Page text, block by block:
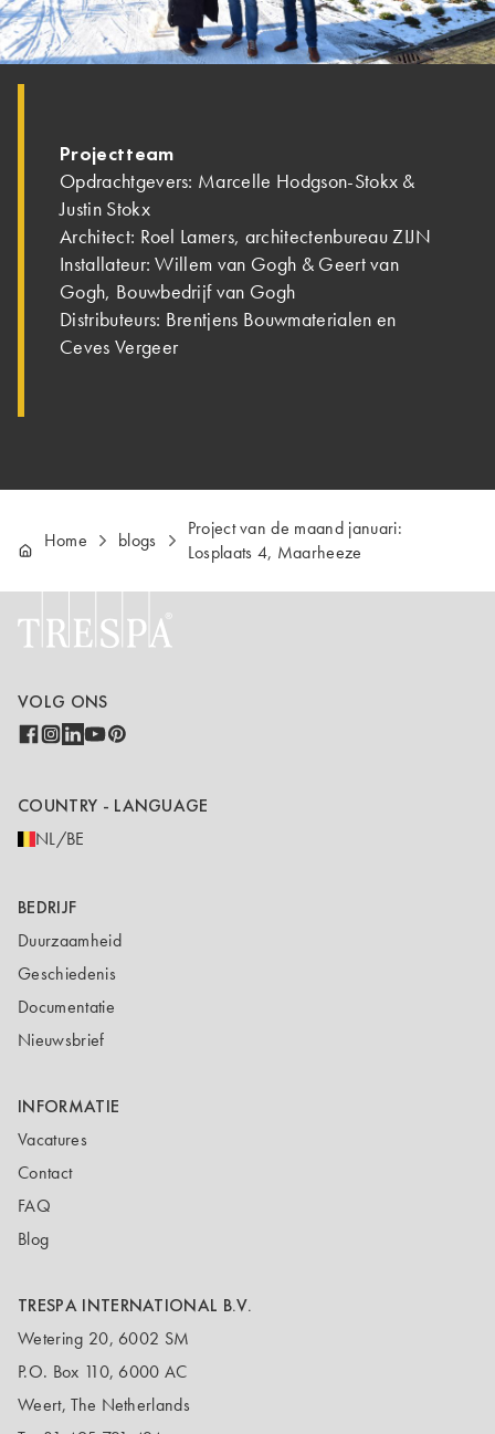
Projectteam
Opdrachtgevers: Marcelle Hodgson-Stokx &
Justin Stokx
Architect: Roel Lamers, architectenbureau ZIJN
Installateur: Willem van Gogh & Geert van
Gogh, Bouwbedrijf van Gogh
Distributeurs: Brentjens Bouwmaterialen en
Ceves Vergeer
Home blogs
Project van de maand januari:
Losplaats 4, Maarheeze
VOLG ONS
COUNTRY - LANGUAGE
NL/BE
BEDRIJF
Duurzaamheid
Geschiedenis
Documentatie
Nieuwsbrief
INFORMATIE
Vacatures
Contact
FAQ
Blog
TRESPA INTERNATIONAL B.V.
Wetering 20, 6002 SM
P.O. Box 110, 6000 AC
Weert, The Netherlands